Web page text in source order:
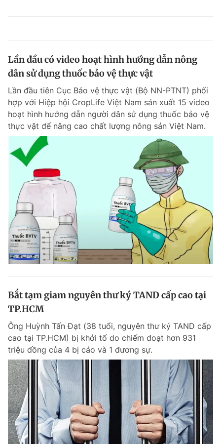
Lần đầu có video hoạt hình hướng dẫn nông
dân sử dụng thuốc bảo vệ thực vật
Lần đầu tiên Cục Bảo vệ thực vật (Bộ NN-PTNT) phối
hợp với Hiệp hội CropLife Việt Nam sản xuất 15 video
hoạt hình hướng dẫn người dân sử dụng thuốc bảo vệ
thực vật để nâng cao chất lượng nông sản Việt Nam.
Bắt tạm giam nguyên thư ký TAND cấp cao tại
TP.HCM
Ông Huỳnh Tấn Đạt (38 tuổi, nguyên thư ký TAND cấp
cao tại TP.HCM) bị khởi tố do chiếm đoạt hơn 931
triệu đồng của 4 bị cáo và 1 đương sự.